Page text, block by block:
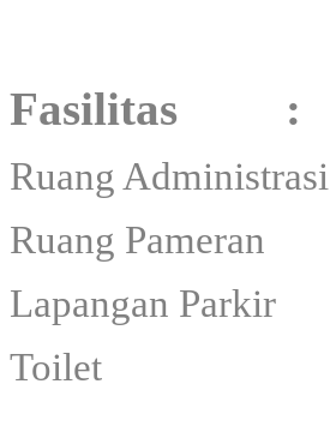
Fasilitas :
Ruang Administrasi
Ruang Pameran
Lapangan Parkir
Toilet